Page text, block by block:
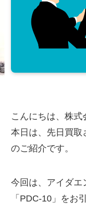
こんにちは、株式
本日は、先日買取
のご紹介です。
今回は、アイダエ
「PDC-10」をお